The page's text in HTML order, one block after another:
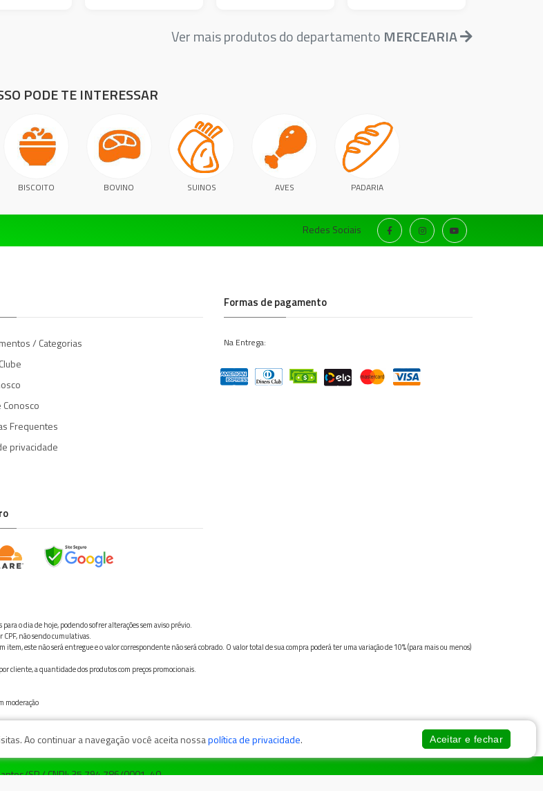
Ver mais produtos do departamento MERCEARIA
PODE TE INTERESSAR
BISCOITO BOVINO SUINOS AVES PADARIA
Redes Sociais
/ Categorias
Conosco
Frequentes
privacidade
Formas de pagamento
Na Entrega:
o dia de hoje, podendo sofrer alterações sem aviso prévio.
CPF, não sendo cumulativas.
este não será entregue e o valor correspondente não será cobrado. O valor total de sua compra poderá ter uma variação de 10% (para mais ou menos)
cliente, a quantidade dos produtos com preços promocionais.
moderação
SP / CNPJ: 35.794.786/0001-40
Ao continuar a navegação você aceita nossapolítica de privacidade. Aceitar e fechar